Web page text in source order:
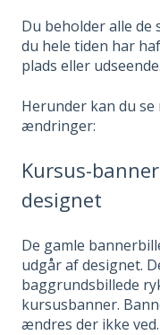
Du beholder alle de
du hele tiden har
plads eller udseende.
Herunder kan du
ændringer:
Kursus-
designet
De gamle
udgår af designet.
baggrundsbillede
kursusbanner.
ændres der ikke